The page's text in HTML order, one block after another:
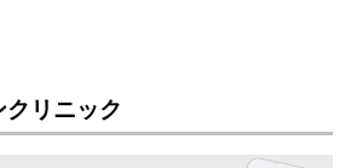
リニック